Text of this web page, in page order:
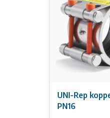
UNI-Rep
PN16